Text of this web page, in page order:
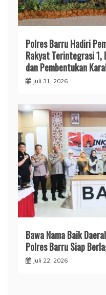
Polres Barru Hadiri
Rakyat Terintegrasi 1,
dan Pembentukan
Juli 31, 2026
​Bawa Nama Baik
Polres Barru Siap
Juli 22, 2026